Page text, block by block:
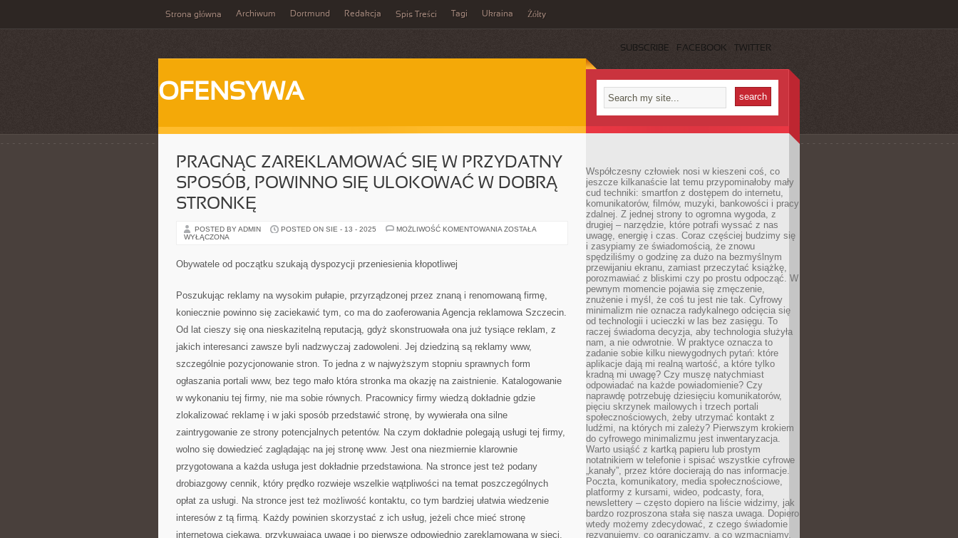
Strona główna Archiwum Dortmund Redakcja Spis Treści Tagi Ukraina Żółty
SUBSCRIBE FACEBOOK TWITTER
OFENSYWA
PRAGNĄC ZAREKLAMOWAĆ SIĘ W PRZYDATNY
SPOSÓB, POWINNO SIĘ ULOKOWAĆ W DOBRĄ
STRONKĘ
POSTED BY ADMIN POSTED ON SIE - 13 - 2025 MOŻLIWOŚĆ KOMENTOWANIA PRAGNĄC
ULOKOWAĆ
W
STRONKĘ
ZOSTAŁA
WYŁĄCZONA
Obywatele od początku szukają dyspozycji przeniesienia kłopotliwej
Poszukując reklamy na wysokim pułapie, przyrządzonej przez znaną i renomowaną firmę,
koniecznie powinno się zaciekawić tym, co ma do zaoferowania Agencja reklamowa Szczecin.
Od lat cieszy się ona nieskazitelną reputacją, gdyż skonstruowała ona już tysiące reklam, z
jakich interesanci zawsze byli nadzwyczaj zadowoleni. Jej dziedziną są reklamy www,
szczególnie pozycjonowanie stron. To jedna z w najwyższym stopniu sprawnych form
ogłaszania portali www, bez tego mało która stronka ma okazję na zaistnienie. Katalogowanie
w wykonaniu tej firmy, nie ma sobie równych. Pracownicy firmy wiedzą dokładnie gdzie
zlokalizować reklamę i w jaki sposób przedstawić stronę, by wywierała ona silne
zaintrygowanie ze strony potencjalnych petentów. Na czym dokładnie polegają usługi tej firmy,
wolno się dowiedzieć zaglądając na jej stronę www. Jest ona niezmiernie klarownie
przygotowana a każda usługa jest dokładnie przedstawiona. Na stronce jest też podany
drobiazgowy cennik, który prędko rozwieje wszelkie wątpliwości na temat poszczególnych
opłat za usługi. Na stronce jest też możliwość kontaktu, co tym bardziej ułatwia wiedzenie
interesów z tą firmą. Każdy powinien skorzystać z ich usług, jeżeli chce mieć stronę
internetową ciekawą, przykuwającą uwagę i po pierwsze odpowiednio zareklamowaną w sieci.
Współczesny człowiek nosi w kieszeni coś, co
jeszcze kilkanaście lat temu przypominałoby mały
cud techniki: smartfon z dostępem do internetu,
komunikatorów, filmów, muzyki, bankowości i pracy
zdalnej. Z jednej strony to ogromna wygoda, z
drugiej – narzędzie, które potrafi wyssać z nas
uwagę, energię i czas. Coraz częściej budzimy się
i zasypiamy ze świadomością, że znowu
spędziliśmy o godzinę za dużo na bezmyślnym
przewijaniu ekranu, zamiast przeczytać książkę,
porozmawiać z bliskimi czy po prostu odpocząć. W
pewnym momencie pojawia się zmęczenie,
znużenie i myśl, że coś tu jest nie tak. Cyfrowy
minimalizm nie oznacza radykalnego odcięcia się
od technologii i ucieczki w las bez zasięgu. To
raczej świadoma decyzja, aby technologia służyła
nam, a nie odwrotnie. W praktyce oznacza to
zadanie sobie kilku niewygodnych pytań: które
aplikacje dają mi realną wartość, a które tylko
kradną mi uwagę? Czy muszę natychmiast
odpowiadać na każde powiadomienie? Czy
naprawdę potrzebuję dziesięciu komunikatorów,
pięciu skrzynek mailowych i trzech portali
społecznościowych, żeby utrzymać kontakt z
ludźmi, na których mi zależy? Pierwszym krokiem
do cyfrowego minimalizmu jest inwentaryzacja.
Warto usiąść z kartką papieru lub prostym
notatnikiem w telefonie i spisać wszystkie cyfrowe
„kanały”, przez które docierają do nas informacje.
Poczta, komunikatory, media społecznościowe,
platformy z kursami, wideo, podcasty, fora,
newslettery – często dopiero na liście widzimy, jak
bardzo rozproszona stała się nasza uwaga. Dopiero
wtedy możemy zdecydować, z czego świadomie
rezygnujemy, co ograniczamy, a co wzmacniamy,